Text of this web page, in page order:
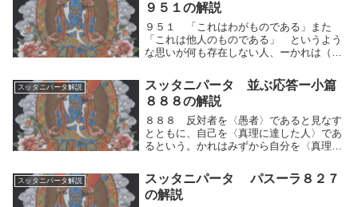
９５１の解説
９５１ 「これはわがものである」また
「これは他人のものである」 というよう
な思いが何も存在しない人、ーかれは（こ
ないから、「われになし」といって悲しむ
ことがない。「これはわがものである」ま
た「これは他人...
スッタニパータ解説
スッタニパータ 並ぶ応答ー小篇
８８８の解説
８８８ 反対者を〈愚者〉であると見なす
とともに、自己を〈真理に達した人〉であ
るという。かれはみずから自分を〈真理に
視し、そのように語る。人間的思考の運動
（優⇔劣）によって反対者を愚者であると
見なすととも...
スッタニパータ解説
スッタニパータ パスーラ８２７
の解説